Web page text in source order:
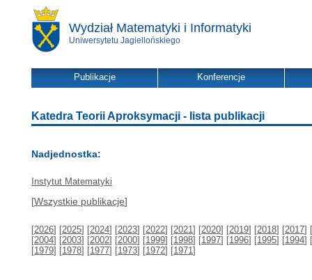
Wydział Matematyki i Informatyki
Uniwersytetu Jagiellońskiego
Publikacje Konferencje
Katedra Teorii Aproksymacji - lista publikacji
Nadjednostka:
Instytut Matematyki
[Wszystkie publikacje]
[2026] [2025] [2024] [2023] [2022] [2021] [2020] [2019] [2018] [2017] [
[2004] [2003] [2002] [2000] [1999] [1998] [1997] [1996] [1995] [1994] [
[1979] [1978] [1977] [1973] [1972] [1971]